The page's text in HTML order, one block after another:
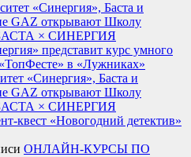
«Синергия», Баста и
GAZ открывают Школу
БАСТА × СИНЕРГИЯ
представит курс умного
в «Лужниках»
«Синергия», Баста и
GAZ открывают Школу
БАСТА × СИНЕРГИЯ
квест «Новогодний детектив»
ОНЛАЙН-КУРСЫ ПО